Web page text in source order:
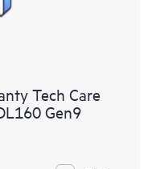
Tech Care
Gen9